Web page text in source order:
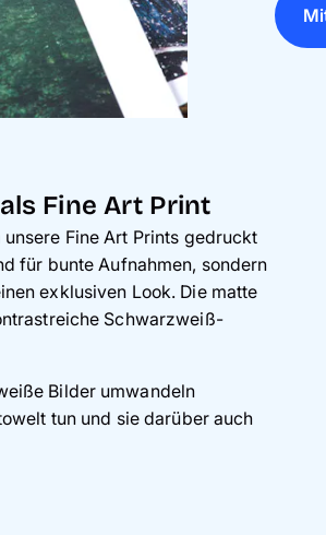
Fine Art Print
Fine Art Prints gedruckt
für bunte Aufnahmen, sondern
exklusiven Look. Die matte
Schwarzweiß-
Bilder umwandeln
tun und sie darüber auch